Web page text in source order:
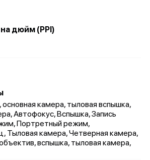
дюйм (PPI)
камера, тыловая вспышка,
Автофокус, Вспышка, Запись
Портретный режим,
Тыловая камера, Четверная камера,
вспышка, тыловая камера,